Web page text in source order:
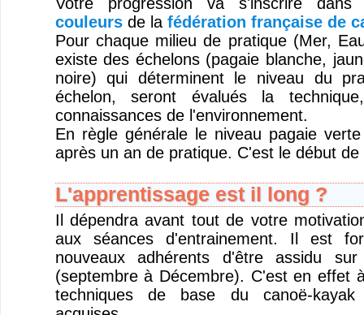
couleursde la fédération française de
Pour chaque milieu de pratique (Mer,
existe des échelons (pagaie blanche,
noire) qui déterminent le niveau du
échelon, seront évalués la
connaissances de l'environnement.
En règle générale le niveau pagaie
après un an de pratique. C'est le début de
L'apprentissage est il long ?
Il dépendra avant tout de votre
aux séances d'entrainement. Il est
nouveaux adhérents d'être assidu
(septembre à Décembre). C'est en effet
techniques de base du canoë-